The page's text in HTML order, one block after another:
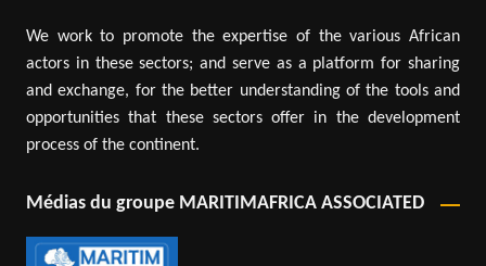
We work to promote the expertise of the various African
actors in these sectors; and serve as a platform for sharing
and exchange, for the better understanding of the tools and
opportunities that these sectors offer in the development
process of the continent.
Médias du groupe MARITIMAFRICA ASSOCIATED